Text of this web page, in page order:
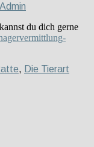
du dich gerne
, Die Tierart